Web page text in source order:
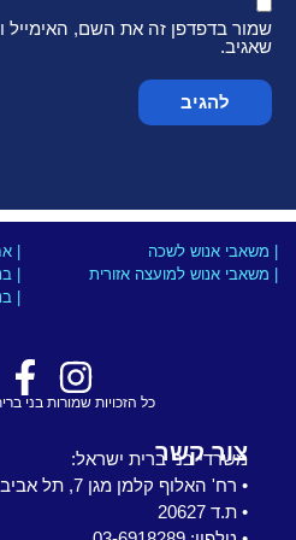
שמור בדפדפן זה את השם,
שאגיב.
| משאבי אנוש לשכה
| משאבי אנוש למועצה אזורית
|
|
|
כל הזכויות שמורות בני ברית
צור קשר
משרדי בני ברית ישראל:
• רח' האלוף קלמן מגן 7, תל אביב – מיקוד 6130601
• ת.ד 20627